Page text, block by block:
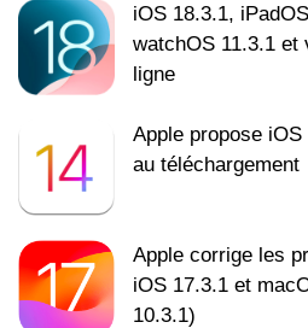
iOS 18.3.1,
watchOS 11.3.1 et
ligne
Apple propose
au téléchargement
Apple corrige les
iOS 17.3.1 et
10.3.1)